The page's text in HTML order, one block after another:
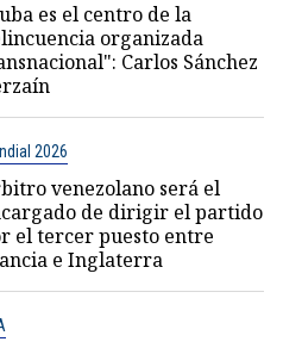
es el centro de la
organizada
Carlos Sánchez
2026
venezolano será el
de dirigir el partido
el tercer puesto entre
e Inglaterra